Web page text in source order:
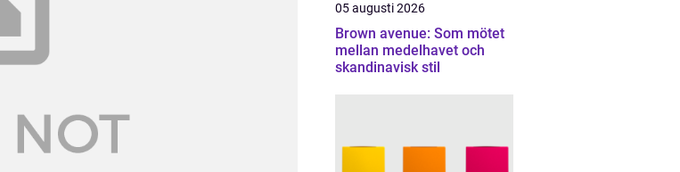
05 augusti 2026
Brown avenue: Som mötet
mellan medelhavet och
skandinavisk stil